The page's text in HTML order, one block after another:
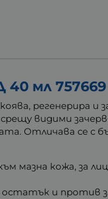
40 мл 757669
регенерира
видими
Отличава се с
мазна кожа, за
остатък и против